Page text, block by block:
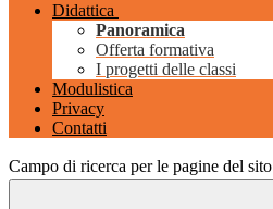
Didattica
Panoramica
Offerta formativa
I progetti delle classi
Modulistica
Privacy
Contatti
Campo di ricerca per le pagine del sito